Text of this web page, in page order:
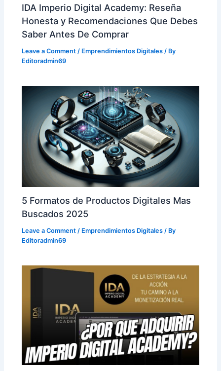
IDA Imperio Digital Academy: Reseña
Honesta y Recomendaciones Que Debes
Saber Antes De Comprar
Leave a Comment / Emprendimientos Digitales / By
Editoradmin69
5 Formatos de Productos Digitales Mas
Buscados 2025
Leave a Comment / Emprendimientos Digitales / By
Editoradmin69